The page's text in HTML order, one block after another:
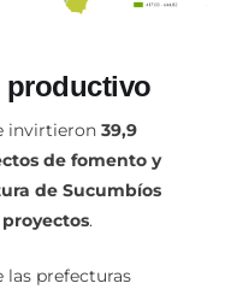
productivo
invirtieron 39,9
de fomento y
de Sucumbíos
proyectos.
las prefecturas